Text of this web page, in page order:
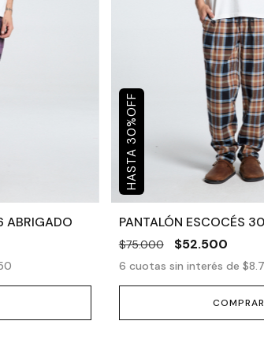
ABRIGADO
30
%
OFF
PANTALÓN ESCOCÉS
$75.000 $52.500
6 cuotas sin interés de
COMPRAR